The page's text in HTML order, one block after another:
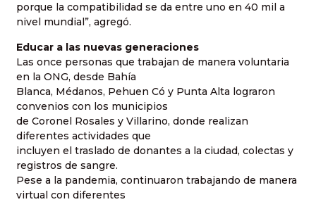
porque la compatibilidad se da entre uno en 40 mil a
nivel mundial”, agregó.
Educar a las nuevas generaciones
Las once personas que trabajan de manera voluntaria
en la ONG, desde Bahía
Blanca, Médanos, Pehuen Có y Punta Alta lograron
convenios con los municipios
de Coronel Rosales y Villarino, donde realizan
diferentes actividades que
incluyen el traslado de donantes a la ciudad, colectas y
registros de sangre.
Pese a la pandemia, continuaron trabajando de manera
virtual con diferentes